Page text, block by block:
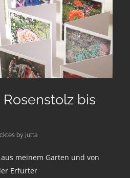
Rosenstolz bis
by jutta
meinem Garten und von
Erfurter